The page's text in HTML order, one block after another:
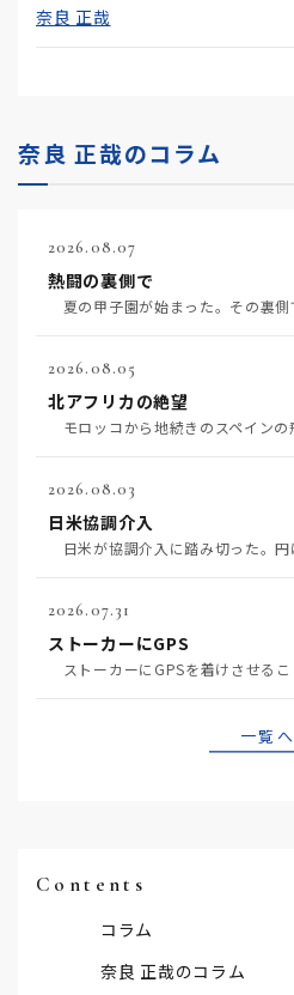
奈良 正哉
奈良 正哉のコラム
2026.08.07
熱闘の裏側で
2026.08.05
北アフリカの絶望
2026.08.03
日米協調介入
2026.07.31
ストーカーにGPS
一覧へ
Contents
コラム
奈良 正哉のコラム